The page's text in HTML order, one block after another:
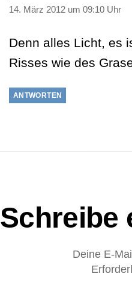
14. März 2012 um 09:10 Uhr
Denn alles Licht, es
Risses wie des
ANTWORTEN
Schreibe
Deine E-